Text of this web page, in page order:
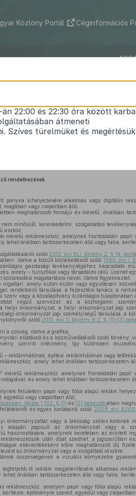
Közlöny Portál Céginformációs
Korm. rendelet
elhelyezésének szabályairól
01. 02. –
rendelkezések
ponyva kihelyezésére alkalmas vagy digitális
vagy csoportban álló;
meghatározott formájú és méretű, önállóan
minősülő, kereskedelmi, szolgáltatási
eszköz;
méretű reklámeszköz, amelynek frontoldalán papír
lehet önállóan tartószerkezeten álló vagy falra,
szóló 2012. évi XLI. törvény 2. § 14. pont
illetve a közúti közlekedésről szóló 1988. évi I.
gazdasági tevékenységéhez kapcsolódó
amely – turisztikai vagy társadalmi célú üzenet
magatartásra nevel, illetve figyelmeztet;
ingatlan, amely külön-külön vagy együttesen
rendelkező társulása, a fejlesztési tanács, a
szerv vagy a közalapítvány kizárólagos tulajdonában
végző szervezet: az a közforgalmi
önkormányzat, a helyi önkormányzat jogi
önkormányzat jogi személyiségű társulása, a
szóló 2013. évi V. törvény 8:2. § (1)–(3)
a szöveg, illetve a grafika;
ellátásról és a közművelődésről szóló törvény,
szerinti intézmény, így különösen
– reklámhálónak, építési reklámhálónak vagy
amely lehet önállóan tartószerkezeten
2
méretű reklámeszköz, amelynek frontoldalán papír
és amely lehet önállóan tartószerkezeten
felületein papír vagy fólia alapú reklám
egyedül vagy csoportban álló;
Méptv.) 102. § (1) és (2) bekezdésében
és egyes korlátairól szóló 2008. évi
önkormányzattal vagy a lakosság széles körének
alapján jogosult az önkormányzat vagy a
hasznosítására, amelynek keretében az érintett
után díjat szedhet, a jogszerűtlen
ellenértékeként előre meghatározott díj
az önkormányzat vagy a szolgáltató részére;
összességének a vizuális környezetre
öt reklám megjelenítésére alkalmas
önállóan tartószerkezeten álló vagy falra,
reklámeszköz, amelyen papír vagy fólia alapú
építményre szerelt, egyedül vagy csoportban
22:00 és 22:30 óra között
átmeneti
Szíves türelmüket és